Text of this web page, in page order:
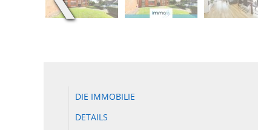
DIE IMMOBILIE
DETAILS